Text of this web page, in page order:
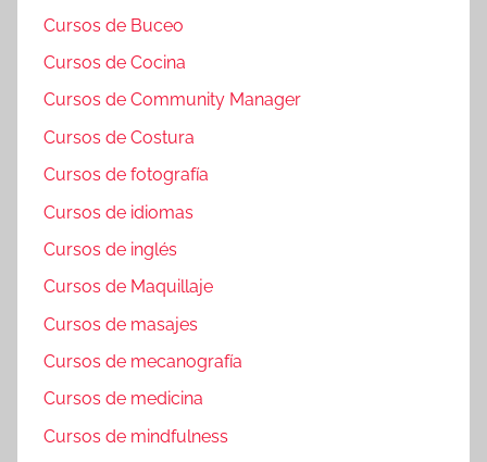
Cursos de Buceo
Cursos de Cocina
Cursos de Community Manager
Cursos de Costura
Cursos de fotografía
Cursos de idiomas
Cursos de inglés
Cursos de Maquillaje
Cursos de masajes
Cursos de mecanografía
Cursos de medicina
Cursos de mindfulness